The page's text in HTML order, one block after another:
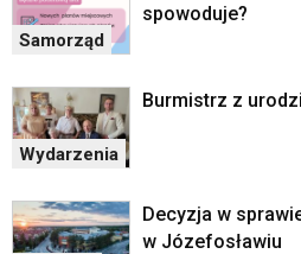
Samorząd
spowoduje?
Wydarzenia
Burmistrz z
Decyzja w
w Józefosławiu